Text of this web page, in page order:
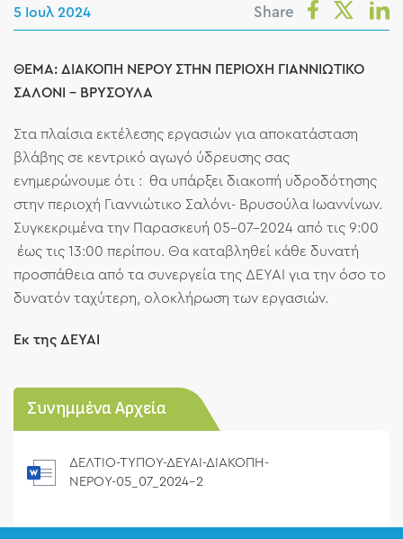
5 Ιουλ 2024 Share
ΘΕΜΑ: ΔΙΑΚΟΠΗ ΝΕΡΟΥ ΣΤΗΝ ΠΕΡΙΟΧΗ ΓΙΑΝΝΙΩΤΙΚΟ
ΣΑΛΟΝΙ – ΒΡΥΣΟΥΛΑ
Στα πλαίσια εκτέλεσης εργασιών για αποκατάσταση
βλάβης σε κεντρικό αγωγό ύδρευσης σας
ενημερώνουμε ότι : θα υπάρξει διακοπή υδροδότησης
στην περιοχή Γιαννιώτικο Σαλόνι- Βρυσούλα Ιωαννίνων.
Συγκεκριμένα την Παρασκευή 05-07-2024 από τις 9:00
έως τις 13:00 περίπου. Θα καταβληθεί κάθε δυνατή
προσπάθεια από τα συνεργεία της ΔΕΥΑΙ για την όσο το
δυνατόν ταχύτερη, ολοκλήρωση των εργασιών.
Εκ της ΔΕΥΑΙ
Συνημμένα Αρχεία
ΔΕΛΤΙΟ-ΤΥΠΟΥ-ΔΕΥΑΙ-ΔΙΑΚΟΠΗ-
ΝΕΡΟΥ-05_07_2024-2